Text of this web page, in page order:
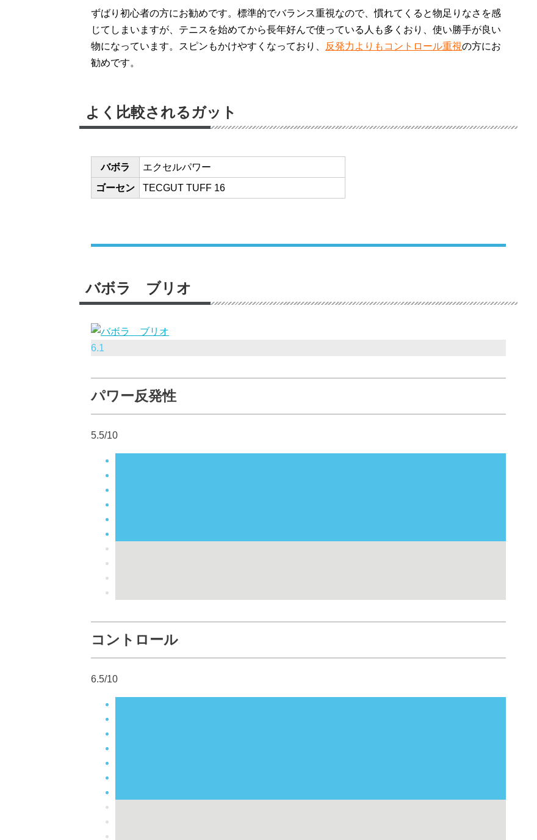
ずばり初心者の方にお勧めです。標準的でバランス重視なので、慣れてくると物足りなさを感
じてしまいますが、テニスを始めてから長年好んで使っている人も多くおり、使い勝手が良い
物になっています。スピンもかけやすくなっており、
反発力よりもコントロール重視の方にお
勧めです。
よく比較されるガット
バボラ
エクセルパワー
ゴーセン
TECGUT TUFF 16
バボラ ブリオ
6.1
パワー反発性
5.5/10
コントロール
6.5/10